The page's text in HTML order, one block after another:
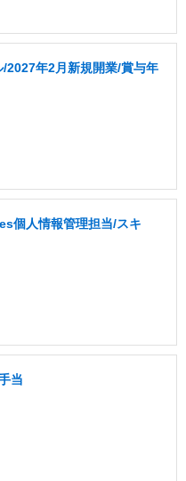
2027年2月新規開業/賞与年
個人情報管理担当/スキ
当